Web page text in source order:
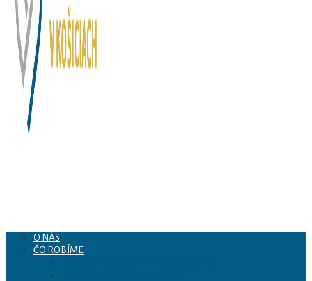
Arcidiecézne centrum
O NÁS
ČO ROBÍME